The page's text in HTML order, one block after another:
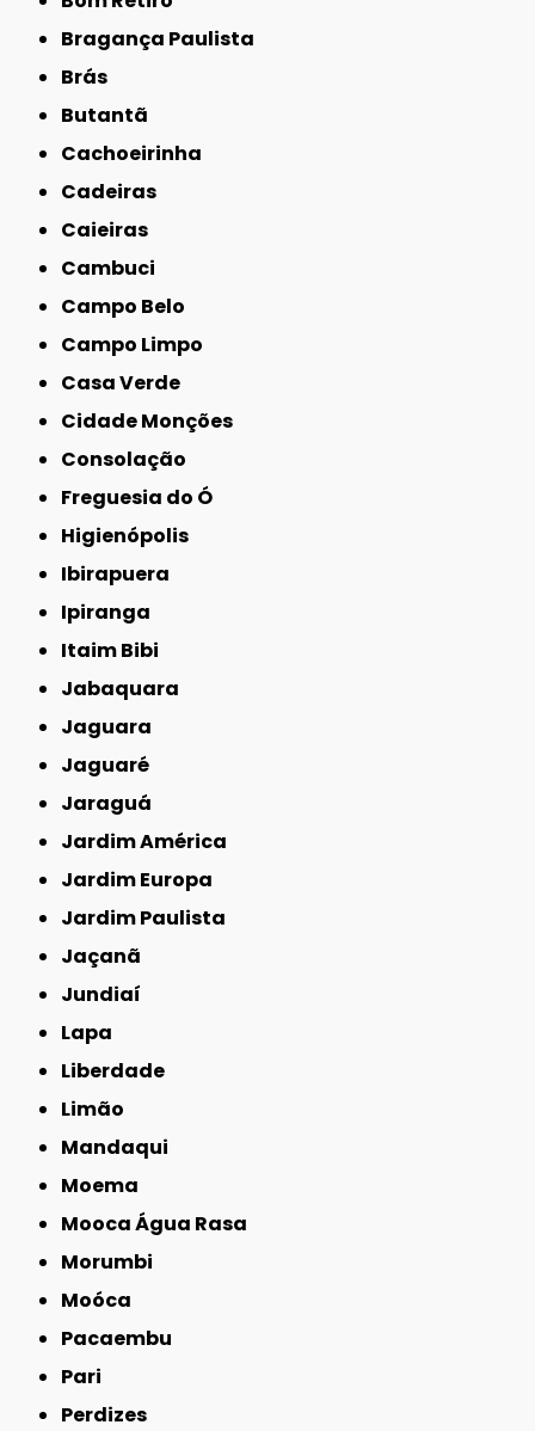
Bragança Paulista
Brás
Butantã
Cachoeirinha
Cadeiras
Caieiras
Cambuci
Campo Belo
Campo Limpo
Casa Verde
Cidade Monções
Consolação
Freguesia do Ó
Higienópolis
Ibirapuera
Ipiranga
Itaim Bibi
Jabaquara
Jaguara
Jaguaré
Jaraguá
Jardim América
Jardim Europa
Jardim Paulista
Jaçanã
Jundiaí
Lapa
Liberdade
Limão
Mandaqui
Moema
Mooca Água Rasa
Morumbi
Moóca
Pacaembu
Pari
Perdizes